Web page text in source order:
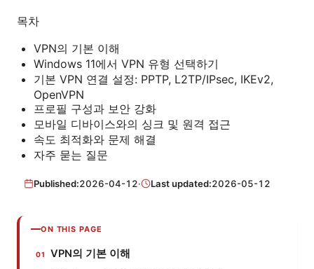
목차
VPN의 기본 이해
Windows 11에서 VPN 유형 선택하기
기본 VPN 연결 설정: PPTP, L2TP/IPsec, IKEv2,
OpenVPN
프로필 구성과 보안 강화
모바일 디바이스와의 싱크 및 원격 접근
속도 최적화와 문제 해결
자주 묻는 질문
Published:2026-04-12· Last updated:2026-05-12
ON THIS PAGE
VPN의 기본 이해